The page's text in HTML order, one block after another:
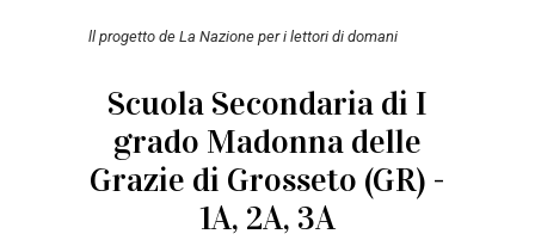
ll progetto de La Nazione per i lettori di domani
Scuola Secondaria di I
grado Madonna delle
Grazie di Grosseto (GR) -
1A, 2A, 3A